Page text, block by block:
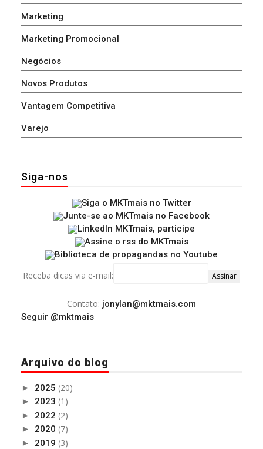
Marketing
Marketing Promocional
Negócios
Novos Produtos
Vantagem Competitiva
Varejo
Siga-nos
Receba dicas via e-mail:
Contato: jonylan@mktmais.com
Seguir @mktmais
Arquivo do blog
► 2025 (20)
► 2023 (1)
► 2022 (2)
► 2020 (7)
► 2019 (3)